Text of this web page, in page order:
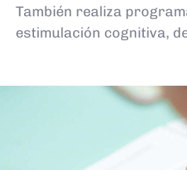
También realiza
estimulación cognitiva,